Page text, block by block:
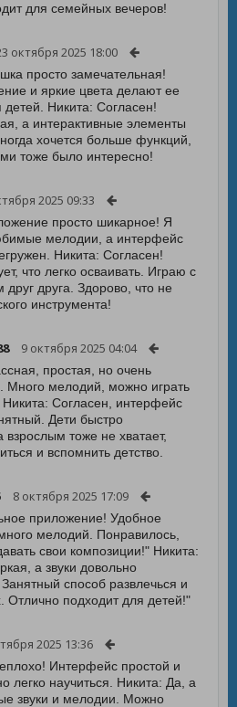
для семейных вечеров!
октября 2025 18:00
просто замечательная!
и яркие цвета делают ее
Никита: Согласен!
а интерактивные элементы
хочется больше функций,
тоже было интересно!
2025 09:33
просто шикарное! Я
мелодии, а интерфейс
Никита: Согласен!
что легко осваивать. Играю с
друг друга. Здорово, что не
инструмента!
9 октября 2025 04:04
простая, но очень
Много мелодий, можно играть
Никита: Согласен, интерфейс
Дети быстро
взрослым тоже не хватает,
и вспомнить детство.
8 октября 2025 17:09
приложение! Удобное
мелодий. Понравилось,
свои композиции!" Никита:
а звуки довольно
способ развлечься и
Отлично подходит для детей!"
2025 13:36
Интерфейс простой и
легко научиться. Никита: Да, а
звуки и мелодии. Можно